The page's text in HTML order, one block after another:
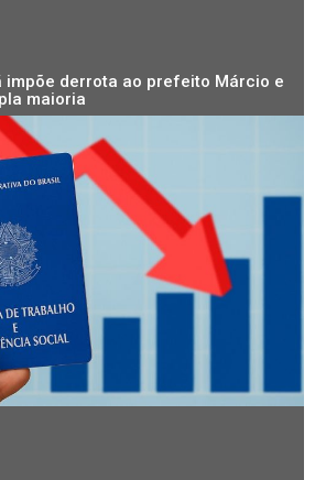
impõe derrota ao prefeito Márcio e
maioria